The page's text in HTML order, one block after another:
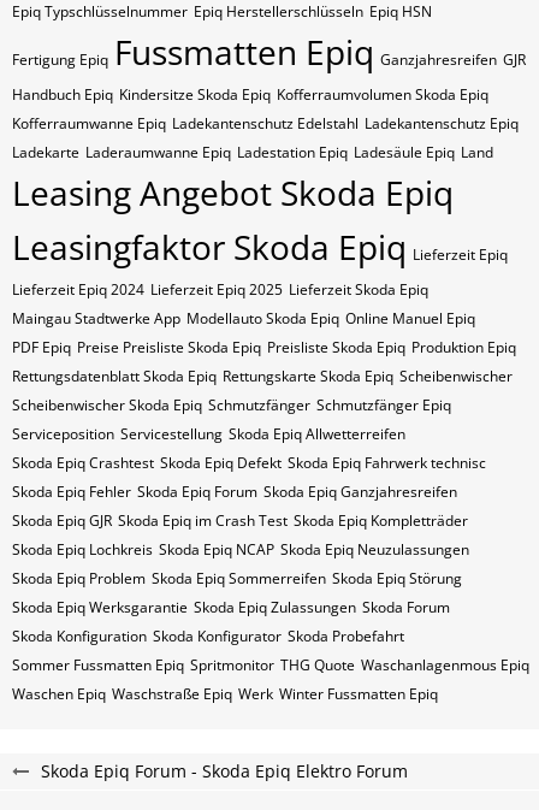
Epiq​​​​ Typschlüsselnummer Epiq​​​​​ Herstellerschlüsseln Epiq​​​​​ HSN
Fertigung Epiq Fussmatten Epiq Ganzjahresreifen GJR
Handbuch Epiq Kindersitze Skoda Epiq Kofferraumvolumen Skoda Epiq
Kofferraumwanne Epiq Ladekantenschutz Edelstahl Ladekantenschutz Epiq
Ladekarte Laderaumwanne Epiq Ladestation Epiq Ladesäule Epiq Land
Leasing Angebot Skoda Epiq
Leasingfaktor Skoda Epiq Lieferzeit Epiq
Lieferzeit Epiq 2024 Lieferzeit Epiq 2025 Lieferzeit Skoda Epiq
Maingau Stadtwerke App Modellauto Skoda Epiq Online Manuel Epiq
PDF Epiq Preise Preisliste Skoda Epiq Preisliste Skoda Epiq Produktion Epiq
Rettungsdatenblatt Skoda Epiq Rettungskarte Skoda Epiq Scheibenwischer
Scheibenwischer Skoda​ Epiq Schmutzfänger Schmutzfänger Epiq
Serviceposition Servicestellung Skoda Epiq Allwetterreifen
Skoda Epiq Crashtest Skoda Epiq Defekt Skoda Epiq Fahrwerk technisc
Skoda Epiq Fehler Skoda Epiq Forum Skoda Epiq Ganzjahresreifen
Skoda Epiq GJR Skoda Epiq im Crash Test Skoda Epiq Kompletträder
Skoda Epiq Lochkreis Skoda Epiq NCAP Skoda Epiq Neuzulassungen
Skoda Epiq Problem Skoda Epiq Sommerreifen Skoda Epiq Störung
Skoda Epiq Werksgarantie Skoda Epiq Zulassungen Skoda Forum
Skoda Konfiguration Skoda Konfigurator Skoda Probefahrt
Sommer Fussmatten Epiq Spritmonitor THG Quote Waschanlagenmous Epiq
Waschen Epiq Waschstraße Epiq Werk Winter Fussmatten Epiq
Skoda Epiq Forum - Skoda Epiq Elektro Forum